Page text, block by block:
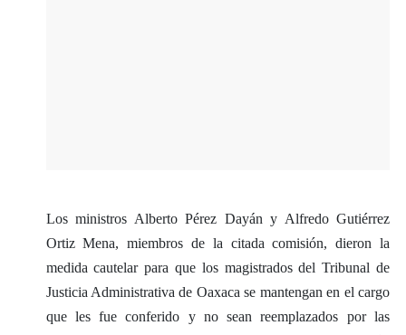
Los ministros Alberto Pérez Dayán y Alfredo Gutiérrez
Ortiz Mena, miembros de la citada comisión, dieron la
medida cautelar para que los magistrados del Tribunal de
Justicia Administrativa de Oaxaca se mantengan en el cargo
que les fue conferido y no sean reemplazados por las